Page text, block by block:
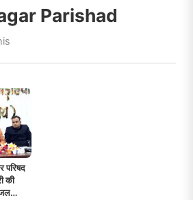
Parishad
परिषद
की